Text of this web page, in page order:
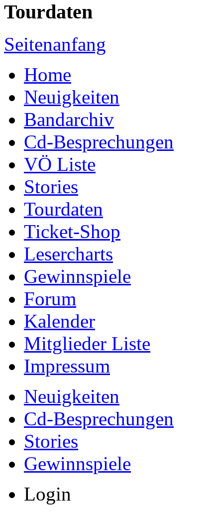
Tourdaten
Seitenanfang
Home
Neuigkeiten
Bandarchiv
Cd-Besprechungen
VÖ Liste
Stories
Tourdaten
Ticket-Shop
Lesercharts
Gewinnspiele
Forum
Kalender
Mitglieder Liste
Impressum
Neuigkeiten
Cd-Besprechungen
Stories
Gewinnspiele
Login